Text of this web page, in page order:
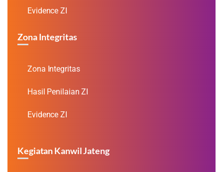
Evidence ZI
Zona Integritas
Zona Integritas
Hasil Penilaian ZI
Evidence ZI
Kegiatan Kanwil Jateng